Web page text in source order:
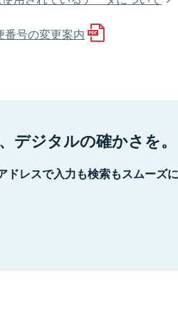
号の変更案内
デジタルの確かさを。
ドレスで入力も検索もスムーズ